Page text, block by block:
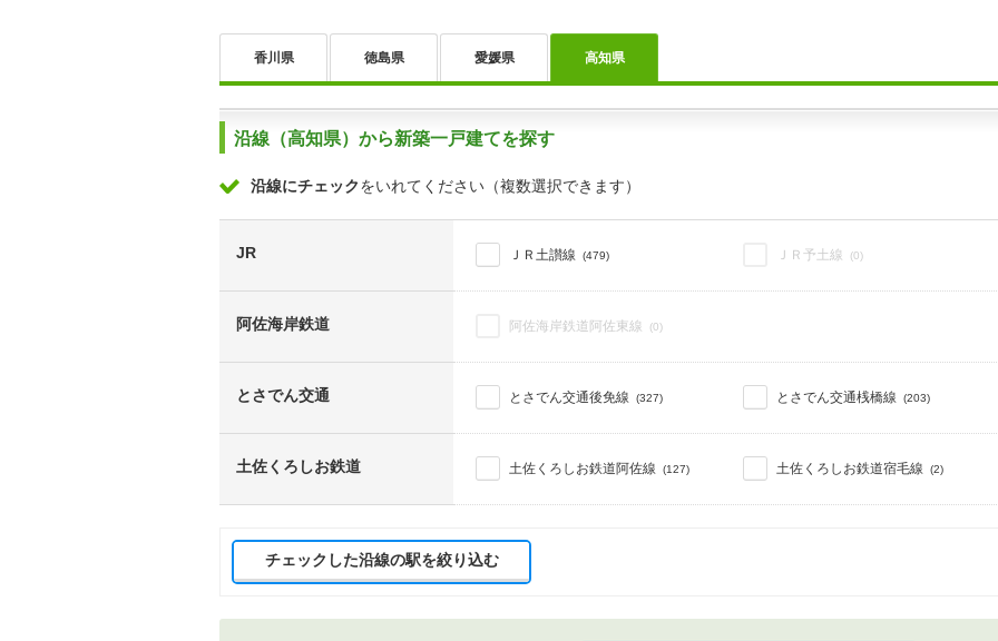
香川県 徳島県 愛媛県 高知県
沿線（高知県）から新築一戸建てを探す
沿線にチェックをいれてください（複数選択できます）
JR ＪＲ土讃線 (479) ＪＲ予土線 (0)
阿佐海岸鉄道 阿佐海岸鉄道阿佐東線 (0)
とさでん交通 とさでん交通後免線 (327) とさでん交通桟橋線 (203)
土佐くろしお鉄道 土佐くろしお鉄道阿佐線 (127) 土佐くろしお鉄道宿毛線 (2)
チェックした沿線の駅を絞り込む